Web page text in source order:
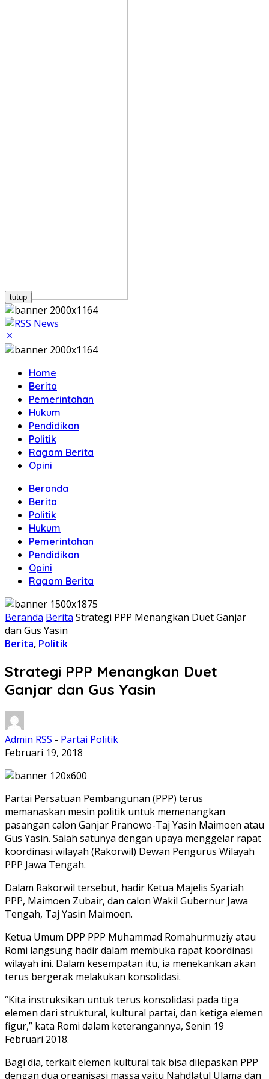
tutup
Home
Berita
Pemerintahan
Hukum
Pendidikan
Politik
Ragam Berita
Opini
Beranda
Berita
Politik
Hukum
Pemerintahan
Pendidikan
Opini
Ragam Berita
Beranda Berita Strategi PPP Menangkan Duet Ganjar
dan Gus Yasin
Berita, Politik
Strategi PPP Menangkan Duet
Ganjar dan Gus Yasin
Admin RSS - Partai Politik
Februari 19, 2018
Partai Persatuan Pembangunan (PPP) terus
memanaskan mesin politik untuk memenangkan
pasangan calon Ganjar Pranowo-Taj Yasin Maimoen atau
Gus Yasin. Salah satunya dengan upaya menggelar rapat
koordinasi wilayah (Rakorwil) Dewan Pengurus Wilayah
PPP Jawa Tengah.
Dalam Rakorwil tersebut, hadir Ketua Majelis Syariah
PPP, Maimoen Zubair, dan calon Wakil Gubernur Jawa
Tengah, Taj Yasin Maimoen.
Ketua Umum DPP PPP Muhammad Romahurmuziy atau
Romi langsung hadir dalam membuka rapat koordinasi
wilayah ini. Dalam kesempatan itu, ia menekankan akan
terus bergerak melakukan konsolidasi.
“Kita instruksikan untuk terus konsolidasi pada tiga
elemen dari struktural, kultural partai, dan ketiga elemen
figur,” kata Romi dalam keterangannya, Senin 19
Februari 2018.
Bagi dia, terkait elemen kultural tak bisa dilepaskan PPP
dengan dua organisasi massa yaitu Nahdlatul Ulama dan